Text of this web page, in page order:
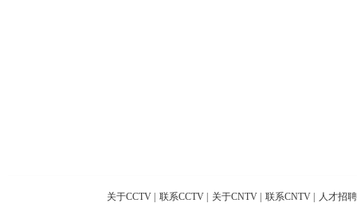
关于CCTV | 联系CCTV | 关于CNTV | 联系CNTV | 人才招聘